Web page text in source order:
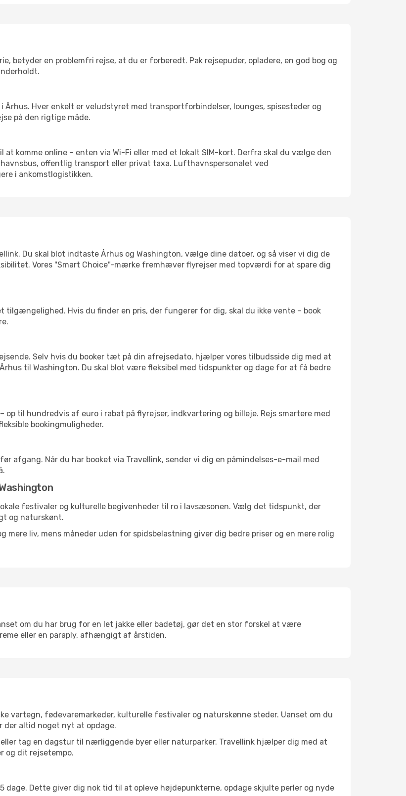
betyder en problemfri rejse, at du er forberedt. Pak rejsepuder, opladere, en god bog og
Hver enkelt er veludstyret med transportforbindelser, lounges, spisesteder og
på den rigtige måde.
at komme online – enten via Wi-Fi eller med et lokalt SIM-kort. Derfra skal du vælge den
offentlig transport eller privat taxa. Lufthavnspersonalet ved
i ankomstlogistikken.
Du skal blot indtaste Århus og Washington, vælge dine datoer, og så viser vi dig de
Vores "Smart Choice"-mærke fremhæver flyrejser med topværdi for at spare dig
Hvis du finder en pris, der fungerer for dig, skal du ikke vente – book
Selv hvis du booker tæt på din afrejsedato, hjælper vores tilbudsside dig med at
til Washington. Du skal blot være fleksibel med tidspunkter og dage for at få bedre
op til hundredvis af euro i rabat på flyrejser, indkvartering og billeje. Rejs smartere med
bookingmuligheder.
afgang. Når du har booket via Travellink, sender vi dig en påmindelses-e-mail med
festivaler og kulturelle begivenheder til ro i lavsæsonen. Vælg det tidspunkt, der
og naturskønt.
liv, mens måneder uden for spidsbelastning giver dig bedre priser og en mere rolig
om du har brug for en let jakke eller badetøj, gør det en stor forskel at være
eller en paraply, afhængigt af årstiden.
vartegn, fødevaremarkeder, kulturelle festivaler og naturskønne steder. Uanset om du
der altid noget nyt at opdage.
tag en dagstur til nærliggende byer eller naturparker. Travellink hjælper dig med at
og dit rejsetempo.
dage. Dette giver dig nok tid til at opleve højdepunkterne, opdage skjulte perler og nyde